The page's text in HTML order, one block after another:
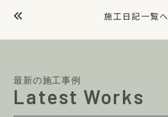
施工日記一覧へ
最新の施工事例
Latest Works